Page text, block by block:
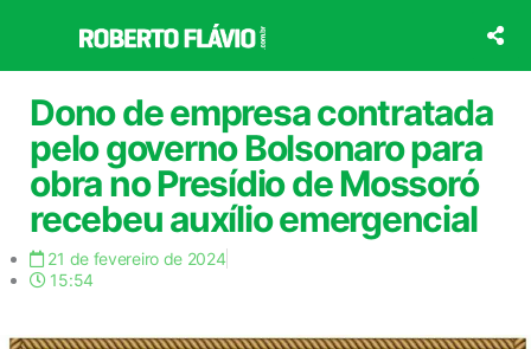
o
conteúdo
Dono de empresa contratada
pelo governo Bolsonaro para
obra no Presídio de Mossoró
recebeu auxílio emergencial
21 de fevereiro de 2024
15:54